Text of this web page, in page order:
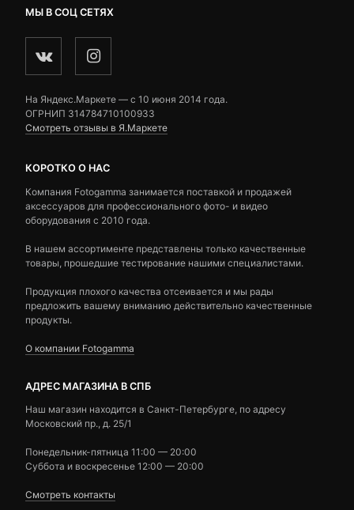
МЫ В СОЦ СЕТЯХ
На Яндекс.Маркете — c 10 июня 2014 года.
ОГРНИП 314784710100933
Смотреть отзывы в Я.Маркете
КОРОТКО О НАС
Компания Fotogamma занимается поставкой и продажей
аксессуаров для профессионального фото- и видео
оборудования с 2010 года.
В нашем ассортименте представлены только качественные
товары, прошедшие тестирование нашими специалистами.
Продукция плохого качества отсеивается и мы рады
предложить вашему вниманию действительно качественные
продукты.
О компании Fotogamma
АДРЕС МАГАЗИНА В СПБ
Наш магазин находится в Санкт-Петербурге, по адресу
Московский пр., д. 25/1
Понедельник-пятница 11:00 — 20:00
Суббота и воскресенье 12:00 — 20:00
Смотреть контакты